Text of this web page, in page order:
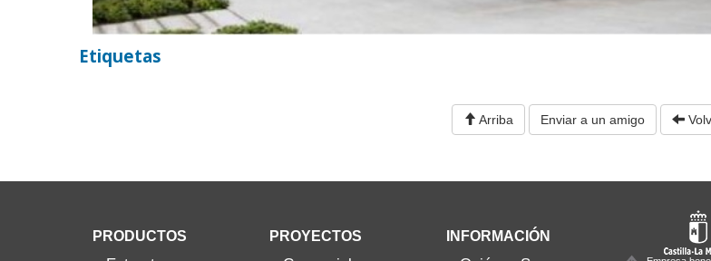
Etiquetas
Arriba Enviar a un amigo
PRODUCTOS PROYECTOS INFORMACIÓN